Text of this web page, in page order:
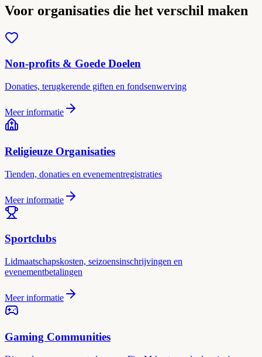
Voor organisaties die het verschil maken
Non-profits & Goede Doelen
Donaties, terugkerende giften en fondsenwerving
Meer informatie
Religieuze Organisaties
Tienden, donaties en evenementregistraties
Meer informatie
Sportclubs
Lidmaatschapskosten, seizoensinschrijvingen en
evenementbetalingen
Meer informatie
Gaming Communities